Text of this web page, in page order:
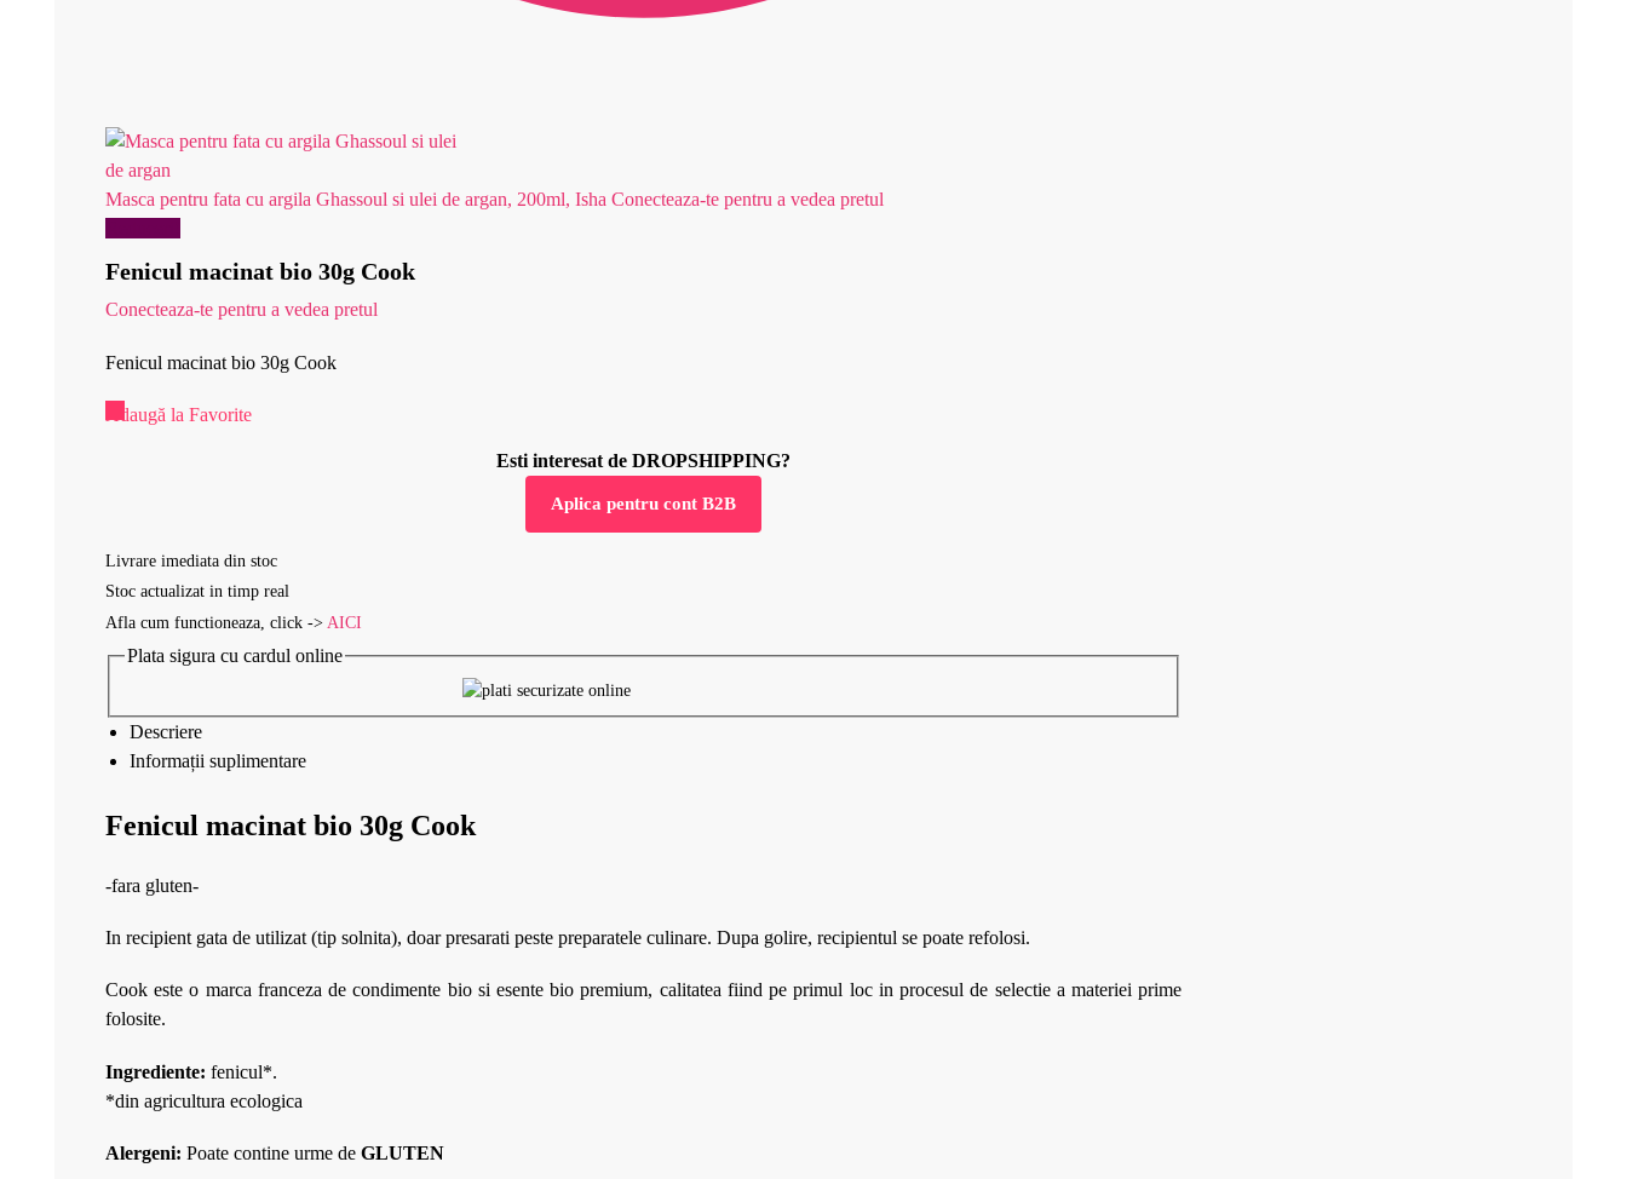
Masca pentru fata cu argila Ghassoul si ulei de argan, 200ml, Isha Conecteaza-te pentru a vedea pretul
Fenicul macinat bio 30g Cook
Conecteaza-te pentru a vedea pretul
Fenicul macinat bio 30g Cook
Adaugă la Favorite
Esti interesat de DROPSHIPPING?
Aplica pentru cont B2B
Livrare imediata din stoc
Stoc actualizat in timp real
Afla cum functioneaza, click -> AICI
Plata sigura cu cardul online
Descriere
Informații suplimentare
Fenicul macinat bio 30g Cook
-fara gluten-
In recipient gata de utilizat (tip solnita), doar presarati peste preparatele culinare. Dupa golire, recipientul se poate refolosi.
Cook este o marca franceza de condimente bio si esente bio premium, calitatea fiind pe primul loc in procesul de selectie a materiei prime
folosite.
Ingrediente: fenicul*.
*din agricultura ecologica
Alergeni: Poate contine urme de GLUTEN